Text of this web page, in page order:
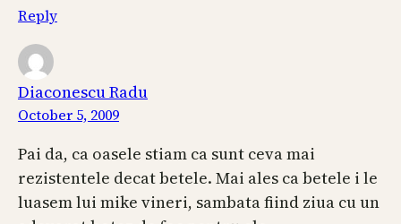
Reply
Diaconescu Radu
October 5, 2009
Pai da, ca oasele stiam ca sunt ceva mai
rezistentele decat betele. Mai ales ca betele i le
luasem lui mike vineri, sambata fiind ziua cu un